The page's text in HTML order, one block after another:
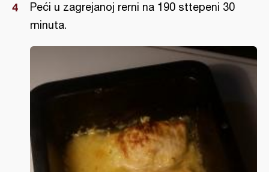
Peći u zagrejanoj rerni na 190 sttepeni 30
minuta.